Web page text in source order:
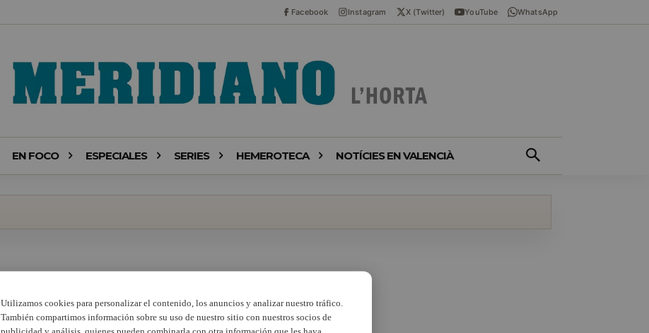
Facebook Instagram X (Twitter) YouTube WhatsApp
EN FOCO ESPECIALES SERIES HEMEROTECA NOTÍCIES EN VALENCIÀ
Utilizamos cookies para personalizar el contenido, los anuncios y analizar nuestro tráfico.
También compartimos información sobre su uso de nuestro sitio con nuestros socios de
publicidad y análisis, quienes pueden combinarla con otra información que les haya